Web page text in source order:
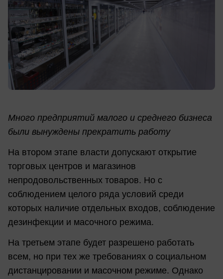
Много предприятий малого и среднего бизнеса
были вынуждены прекратить работу
На втором этапе власти допускают открытие
торговых центров и магазинов
непродовольственных товаров. Но с
соблюдением целого ряда условий среди
которых наличие отдельных входов, соблюдение
дезинфекции и масочного режима.
На третьем этапе будет разрешено работать
всем, но при тех же требованиях о социальном
дистанцировании и масочном режиме. Однако